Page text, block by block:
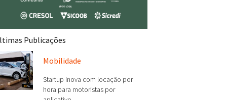
Publicações
Mobilidade
Startup inova com locação por
hora para motoristas por